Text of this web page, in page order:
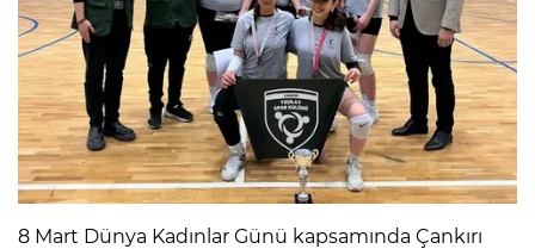
8 Mart Dünya Kadınlar Günü kapsamında Çankırı